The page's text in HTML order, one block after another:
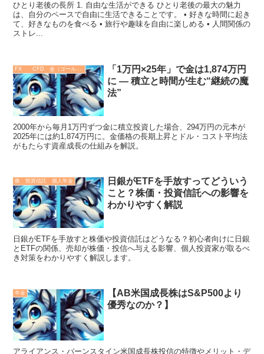
ひとり老後の長所 1. 自由な生活ができる ひとり老後の最大の魅力
は、自分のペースで自由に生活できることです。 • 好きな時間に起き
て、好きなものを食べる • 旅行や趣味を自由に楽しめる • 人間関係の
ストレ...
「1万円×25年」で金は1,874万円
に ― 積立と時間が生む“継続の魔
法”
2000年から毎月1万円ずつ金に積立投資した場合、294万円の元本が
2025年には約1,874万円に。金価格の長期上昇とドル・コスト平均法
がもたらす資産成長の仕組みを解説。
株 投資信託 個人年金
日銀がETFを手放すってどういう
こと？株価・投資信託への影響を
わかりやすく解説
日銀がETFを手放すと株価や投資信託はどうなる？初心者向けに日銀
とETFの関係、売却が株価・投信へ与える影響、個人投資家が取るべ
き対策をわかりやすく解説します。
年金
【AB米国成長株はS&P500より
優秀なのか？】
アライアンス・バーンスタイン米国成長株投信の特徴やメリット・デ